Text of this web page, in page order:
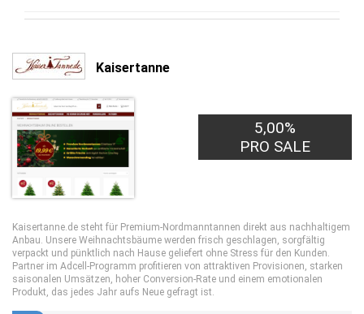
Kaisertanne
5,00%
PRO SALE
Kaisertanne.de steht für Premium-Nordmanntannen direkt aus nachhaltigem
Anbau. Unsere Weihnachtsbäume werden frisch geschlagen, sorgfältig
verpackt und pünktlich nach Hause geliefert ohne Stress für den Kunden.
Partner im Adcell-Programm profitieren von attraktiven Provisionen, starken
saisonalen Umsätzen, hoher Conversion-Rate und einem emotionalen
Produkt, das jedes Jahr aufs Neue gefragt ist.